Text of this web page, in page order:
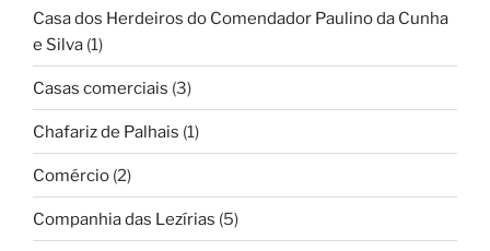
Casa dos Herdeiros do Comendador Paulino da Cunha
e Silva (1)
Casas comerciais (3)
Chafariz de Palhais (1)
Comércio (2)
Companhia das Lezírias (5)